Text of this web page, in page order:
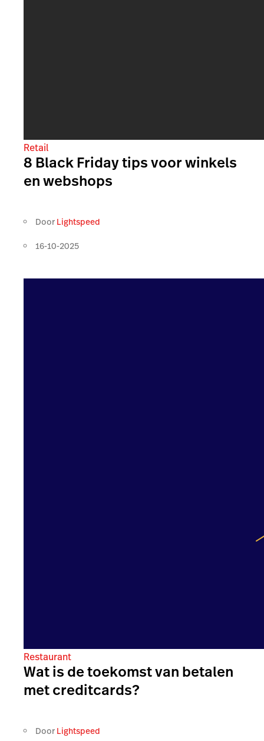
Retail
8 Black Friday tips voor winkels
en webshops
Door Lightspeed
16-10-2025
Restaurant
Wat is de toekomst van betalen
met creditcards?
Door Lightspeed